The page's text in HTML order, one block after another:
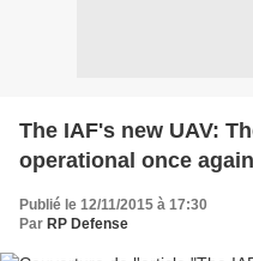
The IAF's new UAV:
operational once again
Publié le 12/11/2015 à 17:30
Par RP Defense